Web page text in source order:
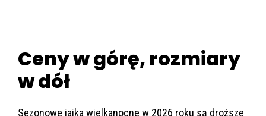
Ceny w górę, rozmiary
w dół
Sezonowe jajka wielkanocne w 2026 roku są droższe